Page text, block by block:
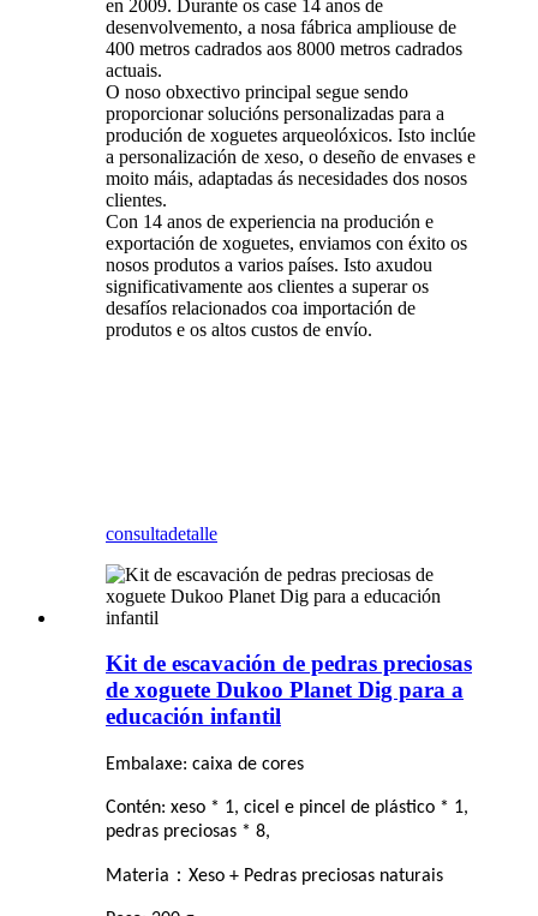
en 2009. Durante os case 14 anos de
desenvolvemento, a nosa fábrica ampliouse de
400 metros cadrados aos 8000 metros cadrados
actuais.
O noso obxectivo principal segue sendo
proporcionar solucións personalizadas para a
produción de xoguetes arqueolóxicos. Isto inclúe
a personalización de xeso, o deseño de envases e
moito máis, adaptadas ás necesidades dos nosos
clientes.
Con 14 anos de experiencia na produción e
exportación de xoguetes, enviamos con éxito os
nosos produtos a varios países. Isto axudou
significativamente aos clientes a superar os
desafíos relacionados coa importación de
produtos e os altos custos de envío.
consultadetalle
Kit de escavación de pedras preciosas
de xoguete Dukoo Planet Dig para a
educación infantil
Embalaxe: caixa de cores
Contén: xeso * 1, cicel e pincel de plástico * 1,
pedras preciosas * 8,
Materia ： Xeso + Pedras preciosas naturais